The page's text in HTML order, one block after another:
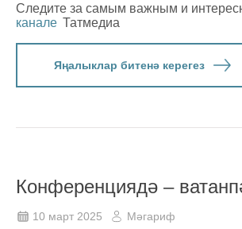
Следите за самым важным и
канале Татмедиа
Яңалыклар битенә керегез
Конференциядә –
10 март 2025 Мәгариф